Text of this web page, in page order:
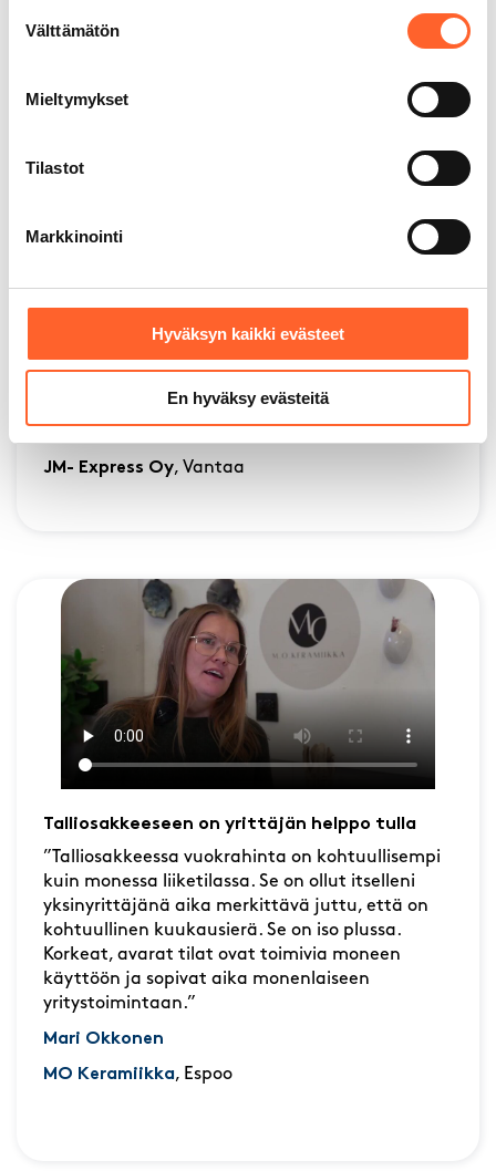
valinta
Välttämätön
Mieltymykset
Tilastot
Markkinointi
Hyväksyn kaikki evästeet
En hyväksy evästeitä
on tarpeeksi pitkä, tarpeeksi leveä. Saadaan
pojan lätkäkamat kuivumaan tilan toiselle
puolelle, autokamat toiselle puolelle ja autokin
mahtuu sisään.”
JM- Express Oy, Vantaa
Talliosakkeeseen on yrittäjän helppo tulla
”Talliosakkeessa vuokrahinta on kohtuullisempi
kuin monessa liiketilassa. Se on ollut itselleni
yksinyrittäjänä aika merkittävä juttu, että on
kohtuullinen kuukausierä. Se on iso plussa.
Korkeat, avarat tilat ovat toimivia moneen
käyttöön ja sopivat aika monenlaiseen
yritystoimintaan.”
Mari Okkonen
MO Keramiikka, Espoo